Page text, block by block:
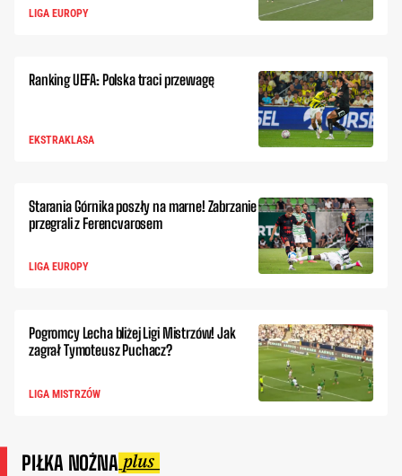
LIGA EUROPY
Ranking UEFA: Polska traci przewagę
EKSTRAKLASA
Starania Górnika poszły na marne! Zabrzanie
przegrali z Ferencvarosem
LIGA EUROPY
Pogromcy Lecha bliżej Ligi Mistrzów! Jak
zagrał Tymoteusz Puchacz?
LIGA MISTRZÓW
PIŁKA NOŻNA